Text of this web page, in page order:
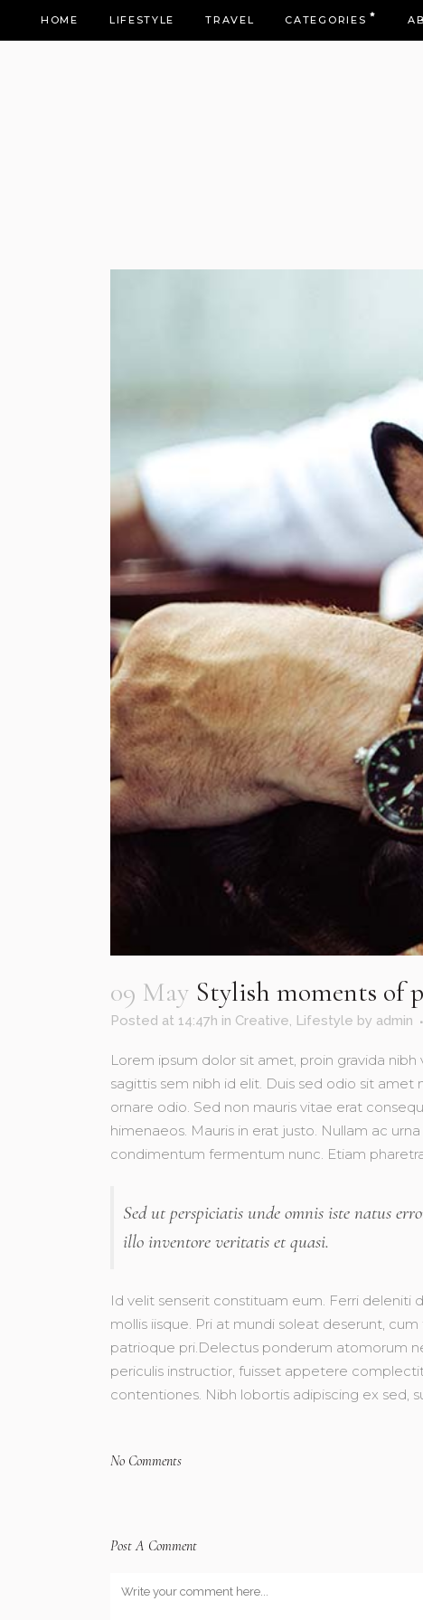
HOME LIFESTYLE TRAVEL CATEGORIES
09 May Stylish moments of
Posted at 14:47h in Creative, Lifestyle by admin
Lorem ipsum dolor sit amet, proin gravida
sagittis sem nibh id elit. Duis sed odio sit
ornare odio. Sed non mauris vitae erat
himenaeos. Mauris in erat justo. Nullam ac
condimentum fermentum nunc. Etiam
Sed ut perspiciatis unde omnis iste natus
illo inventore veritatis et quasi.
Id velit senserit constituam eum. Ferri deleniti
mollis iisque. Pri at mundi soleat deserunt,
patrioque pri.Delectus ponderum atomorum
periculis instructior, fuisset appetere
contentiones. Nibh lobortis adipiscing ex sed,
No Comments
Post A Comment